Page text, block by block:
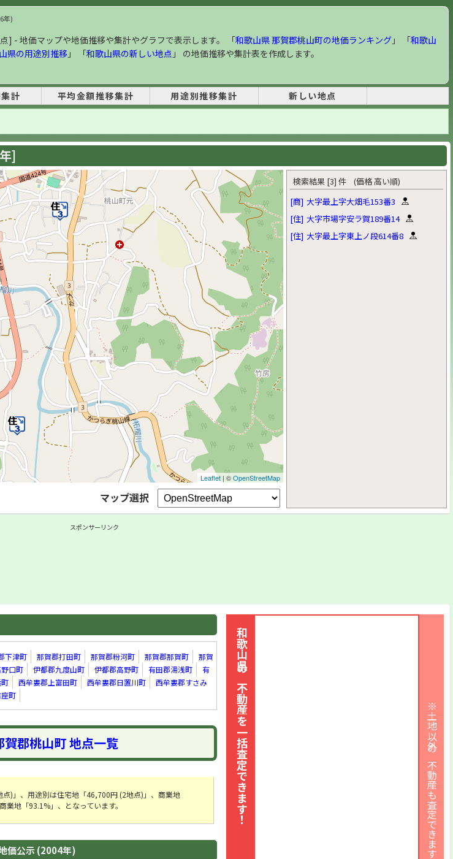
年)
点] - 地価マップや地価推移や集計やグラフで表示します。 「和歌山県 那賀郡桃山町の地価ランキング」 「和歌山
県の用途別推移」 「和歌山県の新しい地点 」 の地価推移や集計表を作成します。
計 平均金額推移集計 用途別推移集計 新しい地点
]
Leaflet| ©OpenStreetMap
マップ選択
検索結果 [3] 件 (価格 高い順)
[商] 大字最上字大畑毛153番3
[住] 大字市場字安ラ賀189番14
[住] 大字最上字東上ノ段614番8
スポンサーリンク
下津町 那賀郡打田町 那賀郡粉河町 那賀郡那賀町
那賀
口町 伊都郡九度山町 伊都郡高野町 有田郡湯浅町
有
西牟婁郡上富田町 西牟婁郡日置川町
西牟婁郡すさみ
町
郡桃山町 地点一覧
)」、用途別は住宅地「46,700円 (2地点)」、商業地
業地「93.1%」、となっています。
価公示 (2004年)
和歌山県の不動産を一括査定できます！ ※土地以外の不動産も査定できます